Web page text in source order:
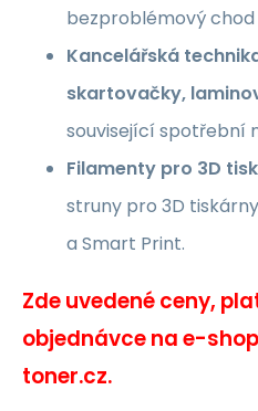
bezproblémový
Kancelářská
skartovačky,
související spotřební
Filamenty pro 3D
struny pro 3D
a Smart Print.
Zde uvedené ceny,
objednávce na e-
toner.cz.